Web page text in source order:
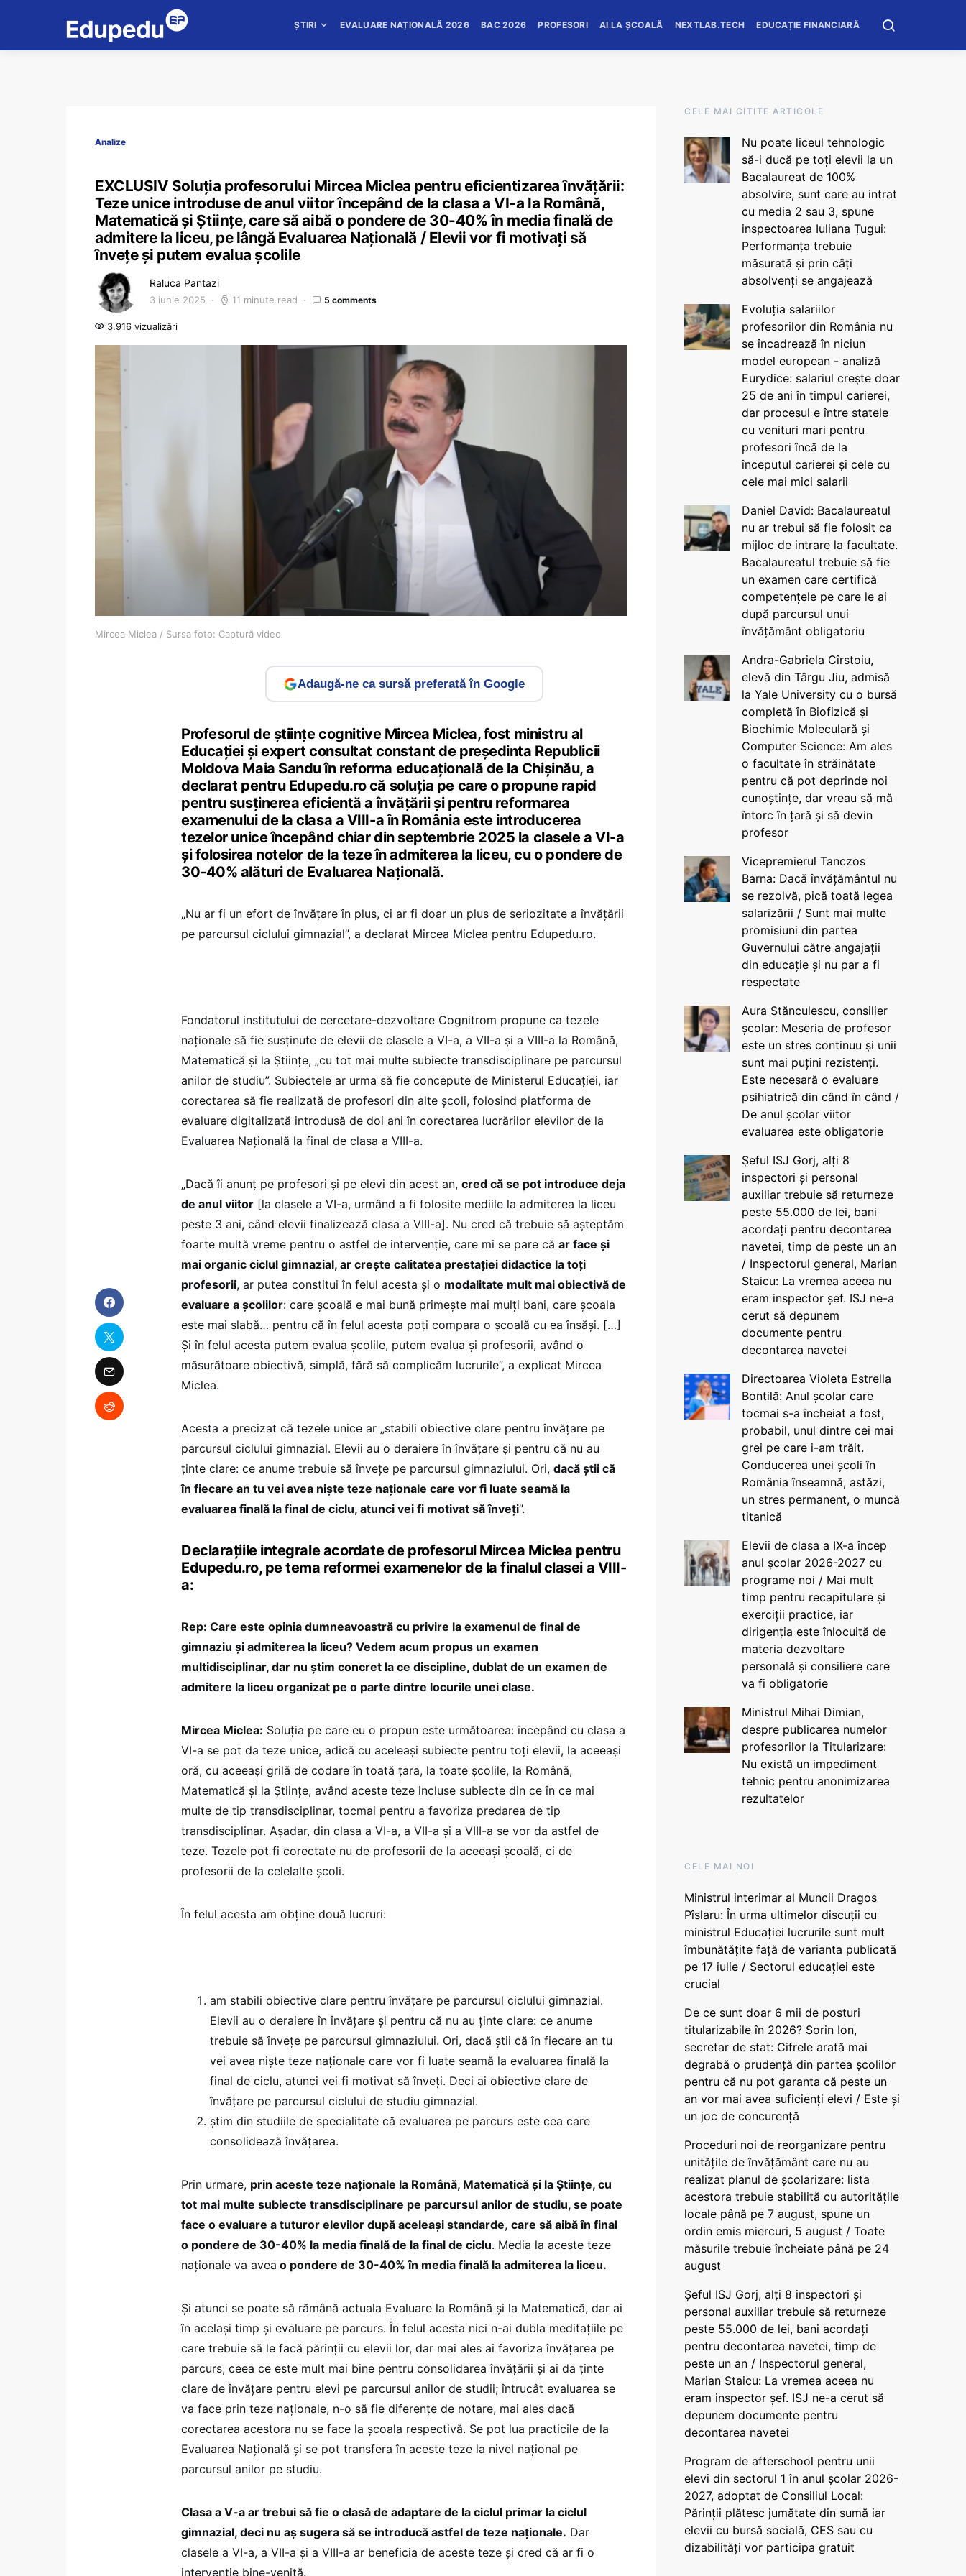
ȘTIRI EVALUARE NAȚIONALĂ 2026 BAC 2026 PROFESORI AI LA ȘCOALĂ NEXTLAB.TECH EDUCAȚIE FINANCIARĂ
Analize
EXCLUSIV Soluția profesorului Mircea Miclea pentru eficientizarea învățării:
Teze unice introduse de anul viitor începând de la clasa a VI-a la Română,
Matematică și Științe, care să aibă o pondere de 30-40% în media finală de
admitere la liceu, pe lângă Evaluarea Națională / Elevii vor fi motivați să
învețe și putem evalua școlile
Raluca Pantazi
3 iunie 2025 11 minute read 5 comments
3.916 vizualizări
Mircea Miclea / Sursa foto: Captură video
Adaugă-ne ca sursă preferată în Google
Profesorul de științe cognitive Mircea Miclea, fost ministru al
Educației și expert consultat constant de președinta Republicii
Moldova Maia Sandu în reforma educațională de la Chișinău, a
declarat pentru Edupedu.ro că soluția pe care o propune rapid
pentru susținerea eficientă a învățării și pentru reformarea
examenului de la clasa a VIII-a în România este introducerea
tezelor unice începând chiar din septembrie 2025 la clasele a VI-a
și folosirea notelor de la teze în admiterea la liceu, cu o pondere de
30-40% alături de Evaluarea Națională.
„Nu ar fi un efort de învățare în plus, ci ar fi doar un plus de seriozitate a învățării
pe parcursul ciclului gimnazial”, a declarat Mircea Miclea pentru Edupedu.ro.
Fondatorul institutului de cercetare-dezvoltare Cognitrom propune ca tezele
naționale să fie susținute de elevii de clasele a VI-a, a VII-a și a VIII-a la Română,
Matematică și la Științe, „cu tot mai multe subiecte transdisciplinare pe parcursul
anilor de studiu”. Subiectele ar urma să fie concepute de Ministerul Educației, iar
corectarea să fie realizată de profesori din alte școli, folosind platforma de
evaluare digitalizată introdusă de doi ani în corectarea lucrărilor elevilor de la
Evaluarea Națională la final de clasa a VIII-a.
„Dacă îi anunț pe profesori și pe elevi din acest an, cred că se pot introduce deja
de anul viitor [la clasele a VI-a, urmând a fi folosite mediile la admiterea la liceu
peste 3 ani, când elevii finalizează clasa a VIII-a]. Nu cred că trebuie să așteptăm
foarte multă vreme pentru o astfel de intervenție, care mi se pare că ar face și
mai organic ciclul gimnazial, ar crește calitatea prestației didactice la toți
profesorii, ar putea constitui în felul acesta și o modalitate mult mai obiectivă de
evaluare a școlilor: care școală e mai bună primește mai mulți bani, care școala
este mai slabă… pentru că în felul acesta poți compara o școală cu ea însăși. […]
Și în felul acesta putem evalua școlile, putem evalua și profesorii, având o
măsurătoare obiectivă, simplă, fără să complicăm lucrurile”, a explicat Mircea
Miclea.
Acesta a precizat că tezele unice ar „stabili obiective clare pentru învățare pe
parcursul ciclului gimnazial. Elevii au o deraiere în învățare și pentru că nu au
ținte clare: ce anume trebuie să învețe pe parcursul gimnaziului. Ori, dacă știi că
în fiecare an tu vei avea niște teze naționale care vor fi luate seamă la
evaluarea finală la final de ciclu, atunci vei fi motivat să înveți”.
Declarațiile integrale acordate de profesorul Mircea Miclea pentru
Edupedu.ro, pe tema reformei examenelor de la finalul clasei a VIII-
a:
Rep: Care este opinia dumneavoastră cu privire la examenul de final de
gimnaziu și admiterea la liceu? Vedem acum propus un examen
multidisciplinar, dar nu știm concret la ce discipline, dublat de un examen de
admitere la liceu organizat pe o parte dintre locurile unei clase.
Mircea Miclea: Soluția pe care eu o propun este următoarea: începând cu clasa a
VI-a se pot da teze unice, adică cu aceleași subiecte pentru toți elevii, la aceeași
oră, cu aceeași grilă de codare în toată țara, la toate școlile, la Română,
Matematică și la Științe, având aceste teze incluse subiecte din ce în ce mai
multe de tip transdisciplinar, tocmai pentru a favoriza predarea de tip
transdisciplinar. Așadar, din clasa a VI-a, a VII-a și a VIII-a se vor da astfel de
teze. Tezele pot fi corectate nu de profesorii de la aceeași școală, ci de
profesorii de la celelalte școli.
În felul acesta am obține două lucruri:
am stabili obiective clare pentru învățare pe parcursul ciclului gimnazial.
Elevii au o deraiere în învățare și pentru că nu au ținte clare: ce anume
trebuie să învețe pe parcursul gimnaziului. Ori, dacă știi că în fiecare an tu
vei avea niște teze naționale care vor fi luate seamă la evaluarea finală la
final de ciclu, atunci vei fi motivat să înveți. Deci ai obiective clare de
învățare pe parcursul ciclului de studiu gimnazial.
știm din studiile de specialitate că evaluarea pe parcurs este cea care
consolidează învățarea.
Prin urmare, prin aceste teze naționale la Română, Matematică și la Științe, cu
tot mai multe subiecte transdisciplinare pe parcursul anilor de studiu, se poate
face o evaluare a tuturor elevilor după aceleași standarde, care să aibă în final
o pondere de 30-40% la media finală de la final de ciclu. Media la aceste teze
naționale va avea o pondere de 30-40% în media finală la admiterea la liceu.
Și atunci se poate să rămână actuala Evaluare la Română și la Matematică, dar ai
în același timp și evaluare pe parcurs. În felul acesta nici n-ai dubla meditațiile pe
care trebuie să le facă părinții cu elevii lor, dar mai ales ai favoriza învățarea pe
parcurs, ceea ce este mult mai bine pentru consolidarea învățării și ai da ținte
clare de învățare pentru elevi pe parcursul anilor de studii; întrucât evaluarea se
va face prin teze naționale, n-o să fie diferențe de notare, mai ales dacă
corectarea acestora nu se face la școala respectivă. Se pot lua practicile de la
Evaluarea Națională și se pot transfera în aceste teze la nivel național pe
parcursul anilor pe studiu.
Clasa a V-a ar trebui să fie o clasă de adaptare de la ciclul primar la ciclul
gimnazial, deci nu aș sugera să se introducă astfel de teze naționale. Dar
clasele a VI-a, a VII-a și a VIII-a ar beneficia de aceste teze și cred că ar fi o
intervenție bine-venită.
CELE MAI CITITE ARTICOLE
Nu poate liceul tehnologic
să-i ducă pe toți elevii la un
Bacalaureat de 100%
absolvire, sunt care au intrat
cu media 2 sau 3, spune
inspectoarea Iuliana Țugui:
Performanța trebuie
măsurată și prin câți
absolvenți se angajează
Evoluția salariilor
profesorilor din România nu
se încadrează în niciun
model european - analiză
Eurydice: salariul crește doar
25 de ani în timpul carierei,
dar procesul e între statele
cu venituri mari pentru
profesori încă de la
începutul carierei și cele cu
cele mai mici salarii
Daniel David: Bacalaureatul
nu ar trebui să fie folosit ca
mijloc de intrare la facultate.
Bacalaureatul trebuie să fie
un examen care certifică
competențele pe care le ai
după parcursul unui
învățământ obligatoriu
Andra-Gabriela Cîrstoiu,
elevă din Târgu Jiu, admisă
la Yale University cu o bursă
completă în Biofizică și
Biochimie Moleculară și
Computer Science: Am ales
o facultate în străinătate
pentru că pot deprinde noi
cunoștințe, dar vreau să mă
întorc în țară și să devin
profesor
Vicepremierul Tanczos
Barna: Dacă învățământul nu
se rezolvă, pică toată legea
salarizării / Sunt mai multe
promisiuni din partea
Guvernului către angajații
din educație și nu par a fi
respectate
Aura Stănculescu, consilier
școlar: Meseria de profesor
este un stres continuu și unii
sunt mai puțini rezistenți.
Este necesară o evaluare
psihiatrică din când în când /
De anul școlar viitor
evaluarea este obligatorie
Șeful ISJ Gorj, alți 8
inspectori și personal
auxiliar trebuie să returneze
peste 55.000 de lei, bani
acordați pentru decontarea
navetei, timp de peste un an
/ Inspectorul general, Marian
Staicu: La vremea aceea nu
eram inspector șef. ISJ ne-a
cerut să depunem
documente pentru
decontarea navetei
Directoarea Violeta Estrella
Bontilă: Anul școlar care
tocmai s-a încheiat a fost,
probabil, unul dintre cei mai
grei pe care i-am trăit.
Conducerea unei școli în
România înseamnă, astăzi,
un stres permanent, o muncă
titanică
Elevii de clasa a IX-a încep
anul școlar 2026-2027 cu
programe noi / Mai mult
timp pentru recapitulare și
exerciții practice, iar
dirigenția este înlocuită de
materia dezvoltare
personală și consiliere care
va fi obligatorie
Ministrul Mihai Dimian,
despre publicarea numelor
profesorilor la Titularizare:
Nu există un impediment
tehnic pentru anonimizarea
rezultatelor
CELE MAI NOI
Ministrul interimar al Muncii Dragos
Pîslaru: În urma ultimelor discuții cu
ministrul Educației lucrurile sunt mult
îmbunătățite față de varianta publicată
pe 17 iulie / Sectorul educației este
crucial
De ce sunt doar 6 mii de posturi
titularizabile în 2026? Sorin Ion,
secretar de stat: Cifrele arată mai
degrabă o prudență din partea școlilor
pentru că nu pot garanta că peste un
an vor mai avea suficienți elevi / Este și
un joc de concurență
Proceduri noi de reorganizare pentru
unitățile de învățământ care nu au
realizat planul de școlarizare: lista
acestora trebuie stabilită cu autoritățile
locale până pe 7 august, spune un
ordin emis miercuri, 5 august / Toate
măsurile trebuie încheiate până pe 24
august
Șeful ISJ Gorj, alți 8 inspectori și
personal auxiliar trebuie să returneze
peste 55.000 de lei, bani acordați
pentru decontarea navetei, timp de
peste un an / Inspectorul general,
Marian Staicu: La vremea aceea nu
eram inspector șef. ISJ ne-a cerut să
depunem documente pentru
decontarea navetei
Program de afterschool pentru unii
elevi din sectorul 1 în anul școlar 2026-
2027, adoptat de Consiliul Local:
Părinții plătesc jumătate din sumă iar
elevii cu bursă socială, CES sau cu
dizabilităţi vor participa gratuit